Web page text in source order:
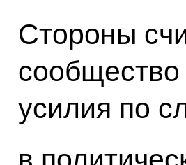
Стороны
усилия по